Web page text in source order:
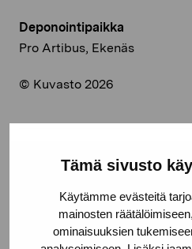
Tämä sivusto
Käytämme evästeitä
mainosten
ominaisuuksien
Deponointipaikka
Pro Artibus, Ekenäs
© Kuvasto 2026
Facebook
Linkedin